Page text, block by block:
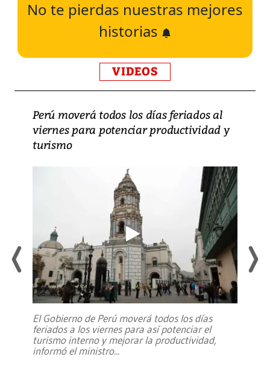
No te pierdas nuestras mejores
historias
VIDEOS
Perú moverá todos los días feriados al
viernes para potenciar productividad y
turismo
El Gobierno de Perú moverá todos los días
feriados a los viernes para así potenciar el
turismo interno y mejorar la productividad,
informó el ministro...